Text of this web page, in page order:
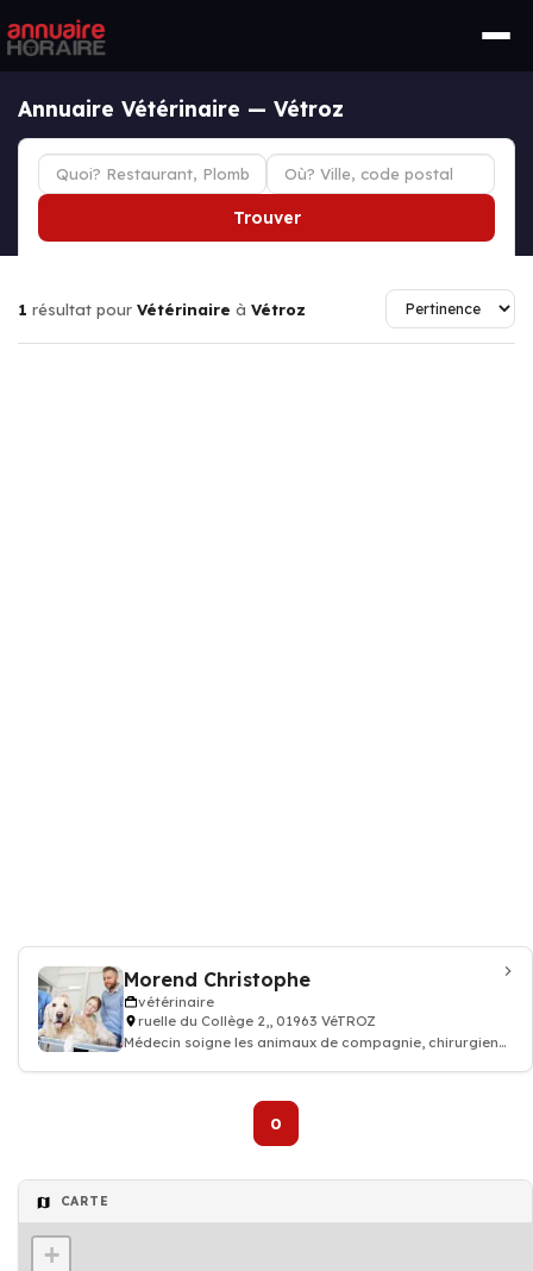
Annuaire Vétérinaire — Vétroz
Trouver
1 résultat pour Vétérinaire à Vétroz
Morend Christophe
vétérinaire
ruelle du Collège 2,, 01963 VéTROZ
Médecin soigne les animaux de compagnie, chirurgien
0
CARTE
+